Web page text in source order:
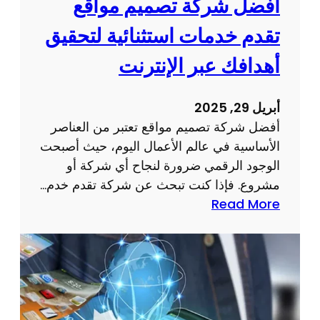
م
ق
ع
ل
ك
ر
و
ا
خ
ص
ر
ن
ت
:
س
ر
ر
و
ن
ص
ا
ئ
أفضل شركة تصميم مواقع
تقدم خدمات استثنائية لتحقيق
أهدافك عبر الإنترنت
أبريل 29, 2025
أفضل شركة تصميم مواقع تعتبر من العناصر
الأساسية في عالم الأعمال اليوم، حيث أصبحت
الوجود الرقمي ضرورة لنجاح أي شركة أو
مشروع. فإذا كنت تبحث عن شركة تقدم خدم…
Read More
ف
ض